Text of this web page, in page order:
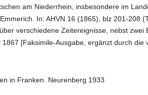
am Niederrhein, insbesondere im
In: AHVN 16 (1865), blz 201-208
verschiedene Zeitereignisse, nebst
[Faksimile-Ausgabe, ergänzt durch
in Franken. Neurenberg 1933